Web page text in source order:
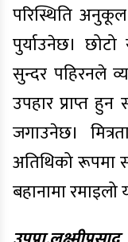
परिस्थिति
पुर्याउनेछ।
सुन्दर पहिरनले
उपहार प्राप्त
जगाउनेछ।
अतिथिको रूपमा
बहानामा रमाइलो